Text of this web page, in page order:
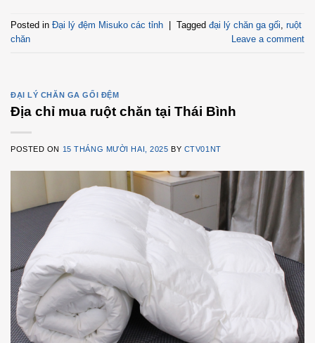
Posted in Đại lý đệm Misuko các tỉnh Tagged đại lý chăn ga gối, ruột
chăn
Leave a comment
ĐẠI LÝ CHĂN GA GỐI ĐỆM
Địa chỉ mua ruột chăn tại Thái Bình
POSTED ON 15 THÁNG MƯỜI HAI, 2025 BY CTV01NT